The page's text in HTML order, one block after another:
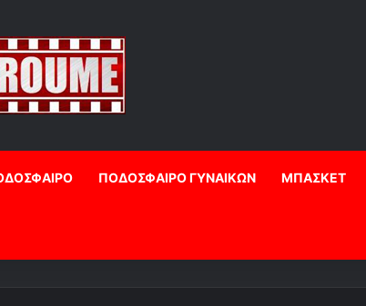
ΠΟΔΟΣΦΑΙΡΟ ΓΥΝΑΙΚΩΝ ΜΠΑΣΚΕΤ